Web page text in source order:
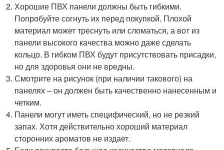
Хорошие ПВХ панели должны быть гибкими.
Попробуйте согнуть их перед покупкой. Плохой
материал может треснуть или сломаться, а вот из
панели высокого качества можно даже сделать
кольцо. В гибком ПВХ будут присутствовать присадки,
но для здоровья они не вредны.
Смотрите на рисунок (при наличии такового) на
панелях – он должен быть качественно нанесенным и
четким.
Панели могут иметь специфический, но не резкий
запах. Хотя действительно хороший материал
сторонних ароматов не издает.